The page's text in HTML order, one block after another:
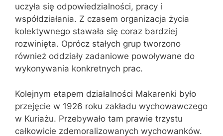
uczyła się odpowiedzialności, pracy i
współdziałania. Z czasem organizacja życia
kolektywnego stawała się coraz bardziej
rozwinięta. Oprócz stałych grup tworzono
również oddziały zadaniowe powoływane do
wykonywania konkretnych prac.
Kolejnym etapem działalności Makarenki było
przejęcie w 1926 roku zakładu wychowawczego
w Kuriażu. Przebywało tam prawie trzystu
całkowicie zdemoralizowanych wychowanków.